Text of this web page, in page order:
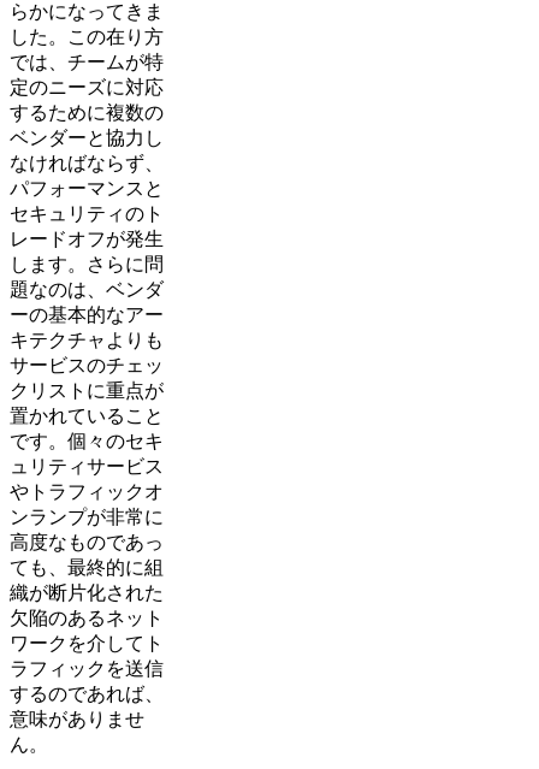
らかになってきま
した。この在り方
では、チームが特
定のニーズに対応
するために複数の
ベンダーと協力し
なければならず、
パフォーマンスと
セキュリティのト
レードオフが発生
します。さらに問
題なのは、ベンダ
ーの基本的なアー
キテクチャよりも
サービスのチェッ
クリストに重点が
置かれていること
です。個々のセキ
ュリティサービス
やトラフィックオ
ンランプが非常に
高度なものであっ
ても、最終的に組
織が断片化された
欠陥のあるネット
ワークを介してト
ラフィックを送信
するのであれば、
意味がありませ
ん。